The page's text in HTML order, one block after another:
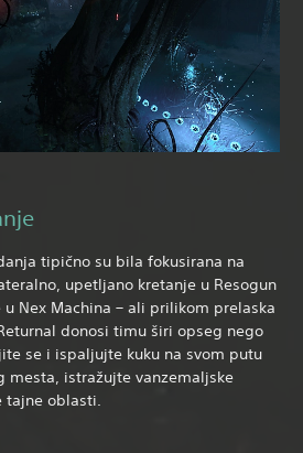
tipično su bila fokusirana na
upetljano kretanje u Resogun
Nex Machina – ali prilikom prelaska
donosi timu širi opseg nego
se i ispaljujte kuku na svom putu
istražujte vanzemaljske
tajne oblasti.